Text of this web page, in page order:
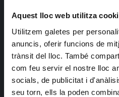
Aquest lloc web utilitza
Utilitzem galetes per
anuncis, oferir funcions de
trànsit del lloc. També
com feu servir el nostre lloc
socials, de publicitat i
seu torn, ells la poden
Amb més de 20 anys de
uns veterans del rock
directe.
Anticipades aquí!